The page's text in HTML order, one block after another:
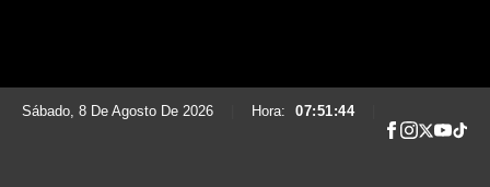
Sábado, 8 De Agosto De 2026 Hora: 07:51:45